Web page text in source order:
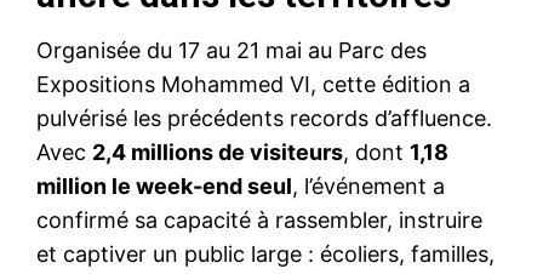
Organisée du 17 au 21 mai au Parc des
Expositions Mohammed VI, cette édition a
pulvérisé les précédents records d’affluence.
Avec 2,4 millions de visiteurs, dont 1,18
million le week-end seul, l’événement a
confirmé sa capacité à rassembler, instruire
et captiver un public large : écoliers, familles,